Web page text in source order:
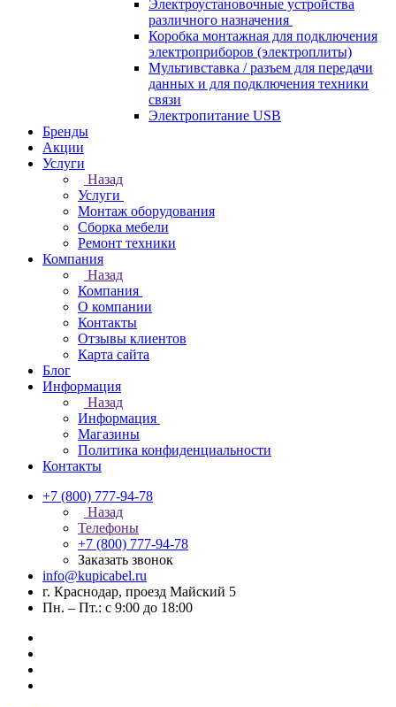
Электроустановочные устройства
различного назначения
Коробка монтажная для подключения
электроприборов (электроплиты)
Мультивставка / разъем для передачи
данных и для подключения техники
связи
Электропитание USB
Бренды
Акции
Услуги
Назад
Услуги
Монтаж оборудования
Сборка мебели
Ремонт техники
Компания
Назад
Компания
О компании
Контакты
Отзывы клиентов
Карта сайта
Блог
Информация
Назад
Информация
Магазины
Политика конфиденциальности
Контакты
+7 (800) 777-94-78
Назад
Телефоны
+7 (800) 777-94-78
Заказать звонок
info@kupicabel.ru
г. Краснодар, проезд Майский 5
Пн. – Пт.: с 9:00 до 18:00